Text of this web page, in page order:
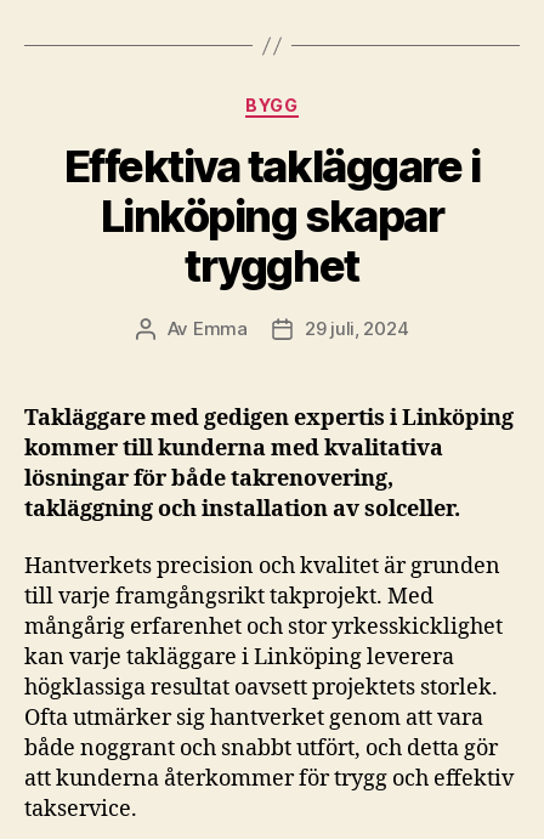
Kategorier
BYGG
Effektiva takläggare i
Linköping skapar
trygghet
Inläggsförfattare
Av Emma Inläggsdatum
29 juli, 2024
Takläggare med gedigen expertis i Linköping
kommer till kunderna med kvalitativa
lösningar för både takrenovering,
takläggning och installation av solceller.
Hantverkets precision och kvalitet är grunden
till varje framgångsrikt takprojekt. Med
mångårig erfarenhet och stor yrkesskicklighet
kan varje takläggare i Linköping leverera
högklassiga resultat oavsett projektets storlek.
Ofta utmärker sig hantverket genom att vara
både noggrant och snabbt utfört, och detta gör
att kunderna återkommer för trygg och effektiv
takservice.